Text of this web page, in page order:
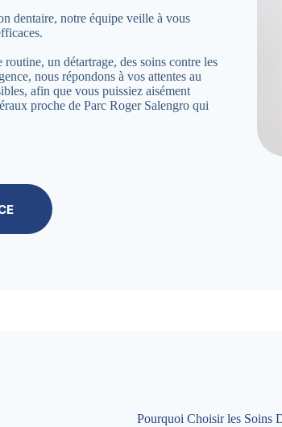
dentaire, notre équipe veille à vous
un détartrage, des soins contre les
nous répondons à vos attentes au
afin que vous puissiez aisément
proche de Parc Roger Salengro qui
Pourquoi Choisir les Soins